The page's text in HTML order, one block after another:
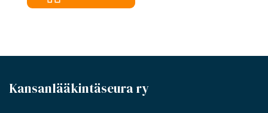
Kansanlääkintäseura ry